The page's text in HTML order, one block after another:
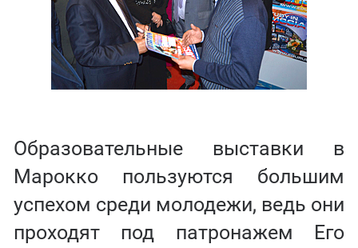
Образовательные выставки в
Марокко пользуются большим
успехом среди молодежи, ведь они
проходят под патронажем Его